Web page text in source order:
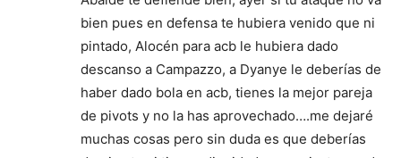
bien pues en defensa te hubiera venido que ni
pintado, Alocén para acb le hubiera dado
descanso a Campazzo, a Dyanye le deberías de
haber dado bola en acb, tienes la mejor pareja
de pivots y no la has aprovechado….me dejaré
muchas cosas pero sin duda es que deberías